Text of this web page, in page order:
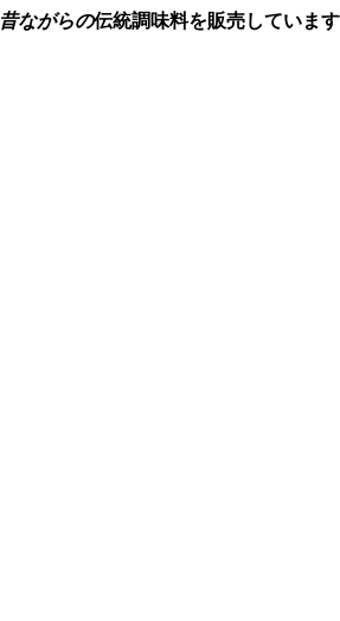
昔ながらの伝統調味料を販売しています